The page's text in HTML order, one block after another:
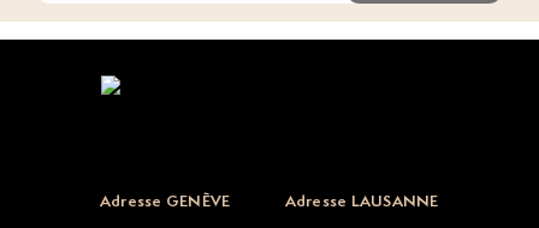
Adresse GENÈVE Adresse LAUSANNE